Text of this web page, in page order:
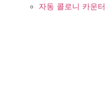
자동 콜로니 카운터